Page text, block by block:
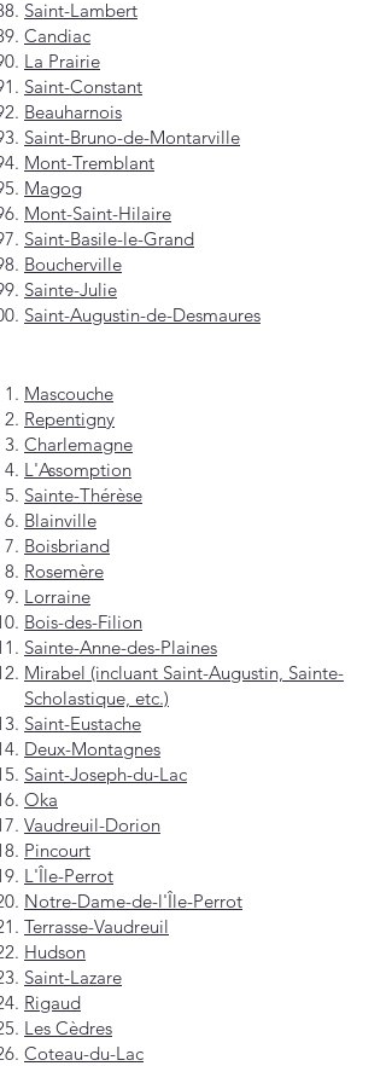
Saint-Lambert
Candiac
La Prairie
Saint-Constant
Beauharnois
Saint-Bruno-de-Montarville
Mont-Tremblant
Magog
Mont-Saint-Hilaire
Saint-Basile-le-Grand
Boucherville
Sainte-Julie
Saint-Augustin-de-Desmaures
Mascouche
Repentigny
Charlemagne
L'Assomption
Sainte-Thérèse
Blainville
Boisbriand
Rosemère
Lorraine
Bois-des-Filion
Sainte-Anne-des-Plaines
Mirabel (incluant Saint-Augustin, Sainte-
Scholastique, etc.)
Saint-Eustache
Deux-Montagnes
Saint-Joseph-du-Lac
Oka
Vaudreuil-Dorion
Pincourt
L'Île-Perrot
Notre-Dame-de-l'Île-Perrot
Terrasse-Vaudreuil
Hudson
Saint-Lazare
Rigaud
Les Cèdres
Coteau-du-Lac